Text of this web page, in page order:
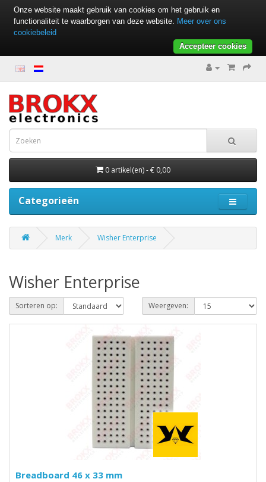
0 artikel(en) - € 0,00
Categorieën
Merk Wisher Enterprise
Wisher Enterprise
Sorteren op: Weergeven:
Breadboard 46 x 33 mm
Onze website maakt gebruik van cookies om het gebruik en
functionaliteit te waarborgen van deze website. Meer over ons
cookiebeleid
Accepteer cookies